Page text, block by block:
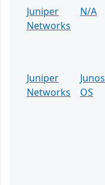
Juniper
Networks
N/A
Juniper
Networks
Junos
OS